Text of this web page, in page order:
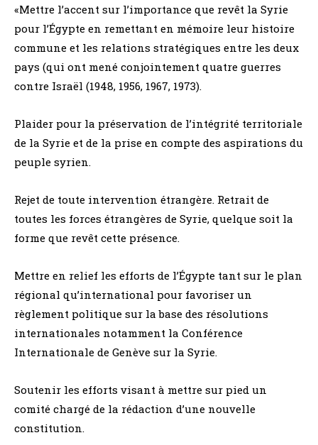
«Mettre l’accent sur l’importance que revêt la Syrie
pour l’Égypte en remettant en mémoire leur histoire
commune et les relations stratégiques entre les deux
pays (qui ont mené conjointement quatre guerres
contre Israël (1948, 1956, 1967, 1973).
Plaider pour la préservation de l’intégrité territoriale
de la Syrie et de la prise en compte des aspirations du
peuple syrien.
Rejet de toute intervention étrangère. Retrait de
toutes les forces étrangères de Syrie, quelque soit la
forme que revêt cette présence.
Mettre en relief les efforts de l’Égypte tant sur le plan
régional qu’international pour favoriser un
règlement politique sur la base des résolutions
internationales notamment la Conférence
Internationale de Genève sur la Syrie.
Soutenir les efforts visant à mettre sur pied un
comité chargé de la rédaction d’une nouvelle
constitution.